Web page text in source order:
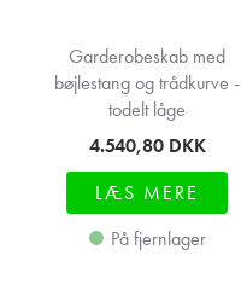
Garderobeskab med
bøjlestang og trådkurve -
todelt låge
4.540,80 DKK
LÆS MERE
På fjernlager